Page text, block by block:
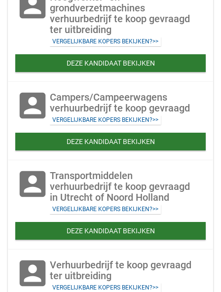
grondverzetmachines
verhuurbedrijf te koop gevraagd
ter uitbreiding
VERGELIJKBARE KOPERS BEKIJKEN?>>
DEZE KANDIDAAT BEKIJKEN
account_box Campers/Campeerwagens
verhuurbedrijf te koop gevraagd
VERGELIJKBARE KOPERS BEKIJKEN?>>
DEZE KANDIDAAT BEKIJKEN
account_box Transportmiddelen
verhuurbedrijf te koop gevraagd
in Utrecht of Noord Holland
VERGELIJKBARE KOPERS BEKIJKEN?>>
DEZE KANDIDAAT BEKIJKEN
account_box Verhuurbedrijf te koop gevraagd
ter uitbreiding
VERGELIJKBARE KOPERS BEKIJKEN?>>